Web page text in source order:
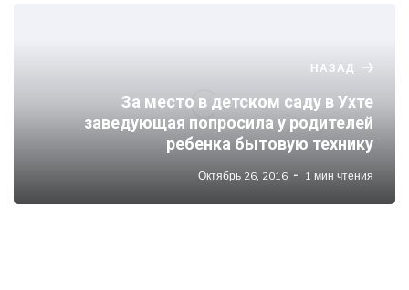
НАЗАД
За место в детском саду в Ухте
заведующая попросила у родителей
ребенка бытовую технику
Октябрь 26, 2016 1 мин чтения